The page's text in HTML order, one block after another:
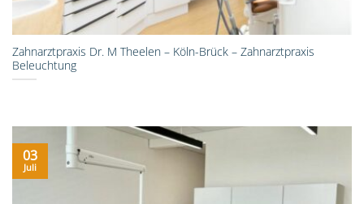
Zahnarztpraxis Dr. M Theelen – Köln-Brück – Zahnarztpraxis
Beleuchtung
03
Juli